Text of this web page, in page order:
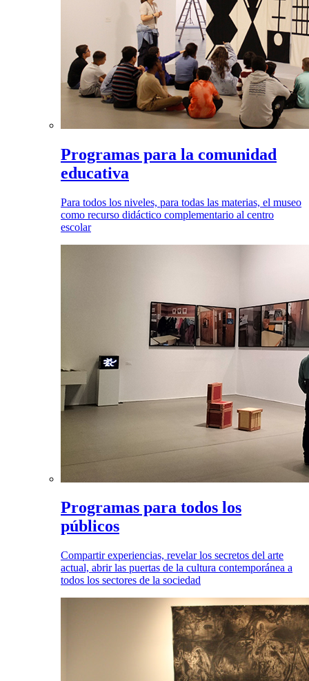
Programas para la comunidad
educativa
Para todos los niveles, para todas las materias, el museo
como recurso didáctico complementario al centro
escolar
Programas para todos los
públicos
Compartir experiencias, revelar los secretos del arte
actual, abrir las puertas de la cultura contemporánea a
todos los sectores de la sociedad